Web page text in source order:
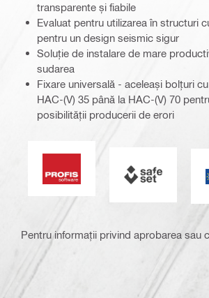
transparente și fiabile
Evaluat pentru utilizarea în structuri
pentru un design seismic sigur
Soluție de instalare de mare
sudarea
Fixare universală - aceleași bolțuri
HAC-(V) 35 până la HAC-(V) 70
posibilității producerii de erori
Soft PROFIS
Pentru informații privind aprobarea sau